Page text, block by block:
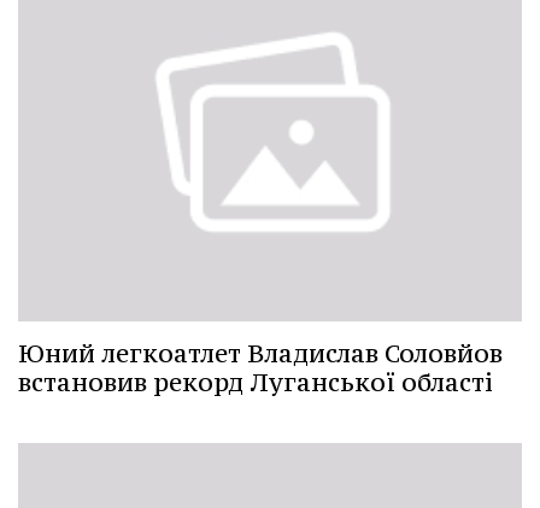
Юний легкоатлет Владислав Соловйов
встановив рекорд Луганської області